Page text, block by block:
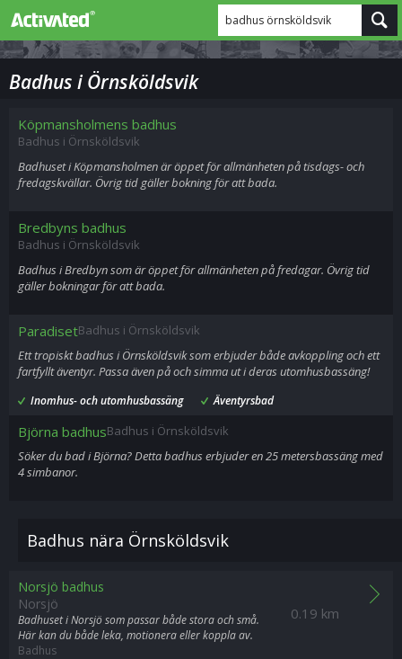
badhus örnsköldsvik
Badhus i Örnsköldsvik
Köpmansholmens badhus
Badhus i Örnsköldsvik
Badhuset i Köpmansholmen är öppet för allmänheten på tisdags- och
fredagskvällar. Övrig tid gäller bokning för att bada.
Bredbyns badhus
Badhus i Örnsköldsvik
Badhus i Bredbyn som är öppet för allmänheten på fredagar. Övrig tid
gäller bokningar för att bada.
ParadisetBadhus i Örnsköldsvik
Ett tropiskt badhus i Örnsköldsvik som erbjuder både avkoppling och ett
fartfyllt äventyr. Passa även på och simma ut i deras utomhusbassäng!
Inomhus- och utomhusbassäng Äventyrsbad
Björna badhusBadhus i Örnsköldsvik
Söker du bad i Björna? Detta badhus erbjuder en 25 metersbassäng med
4 simbanor.
Badhus nära Örnsköldsvik
0.19 km
Norsjö badhus
Norsjö
Badhuset i Norsjö som passar både stora och små.
Här kan du både leka, motionera eller koppla av.
Badhus